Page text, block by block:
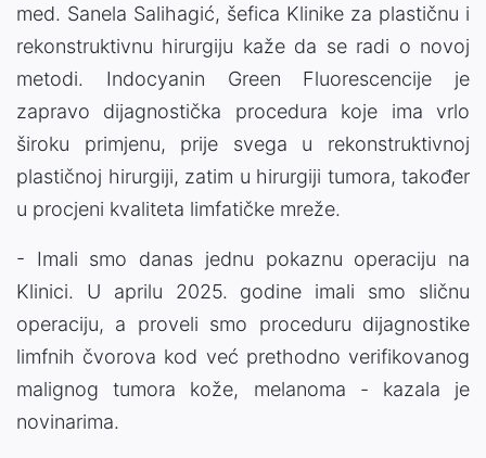
med. Sanela Salihagić, šefica Klinike za plastičnu i
rekonstruktivnu hirurgiju kaže da se radi o novoj
metodi. Indocyanin Green Fluorescencije je
zapravo dijagnostička procedura koje ima vrlo
široku primjenu, prije svega u rekonstruktivnoj
plastičnoj hirurgiji, zatim u hirurgiji tumora, također
u procjeni kvaliteta limfatičke mreže.
- Imali smo danas jednu pokaznu operaciju na
Klinici. U aprilu 2025. godine imali smo sličnu
operaciju, a proveli smo proceduru dijagnostike
limfnih čvorova kod već prethodno verifikovanog
malignog tumora kože, melanoma - kazala je
novinarima.